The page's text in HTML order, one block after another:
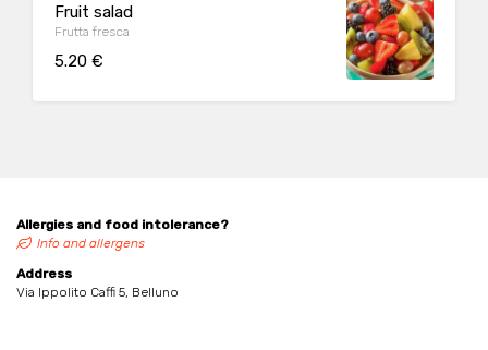
Fruit salad
Frutta fresca
5.20 €
Allergies and food intolerance?
Info and allergens
Address
Via Ippolito Caffi 5, Belluno